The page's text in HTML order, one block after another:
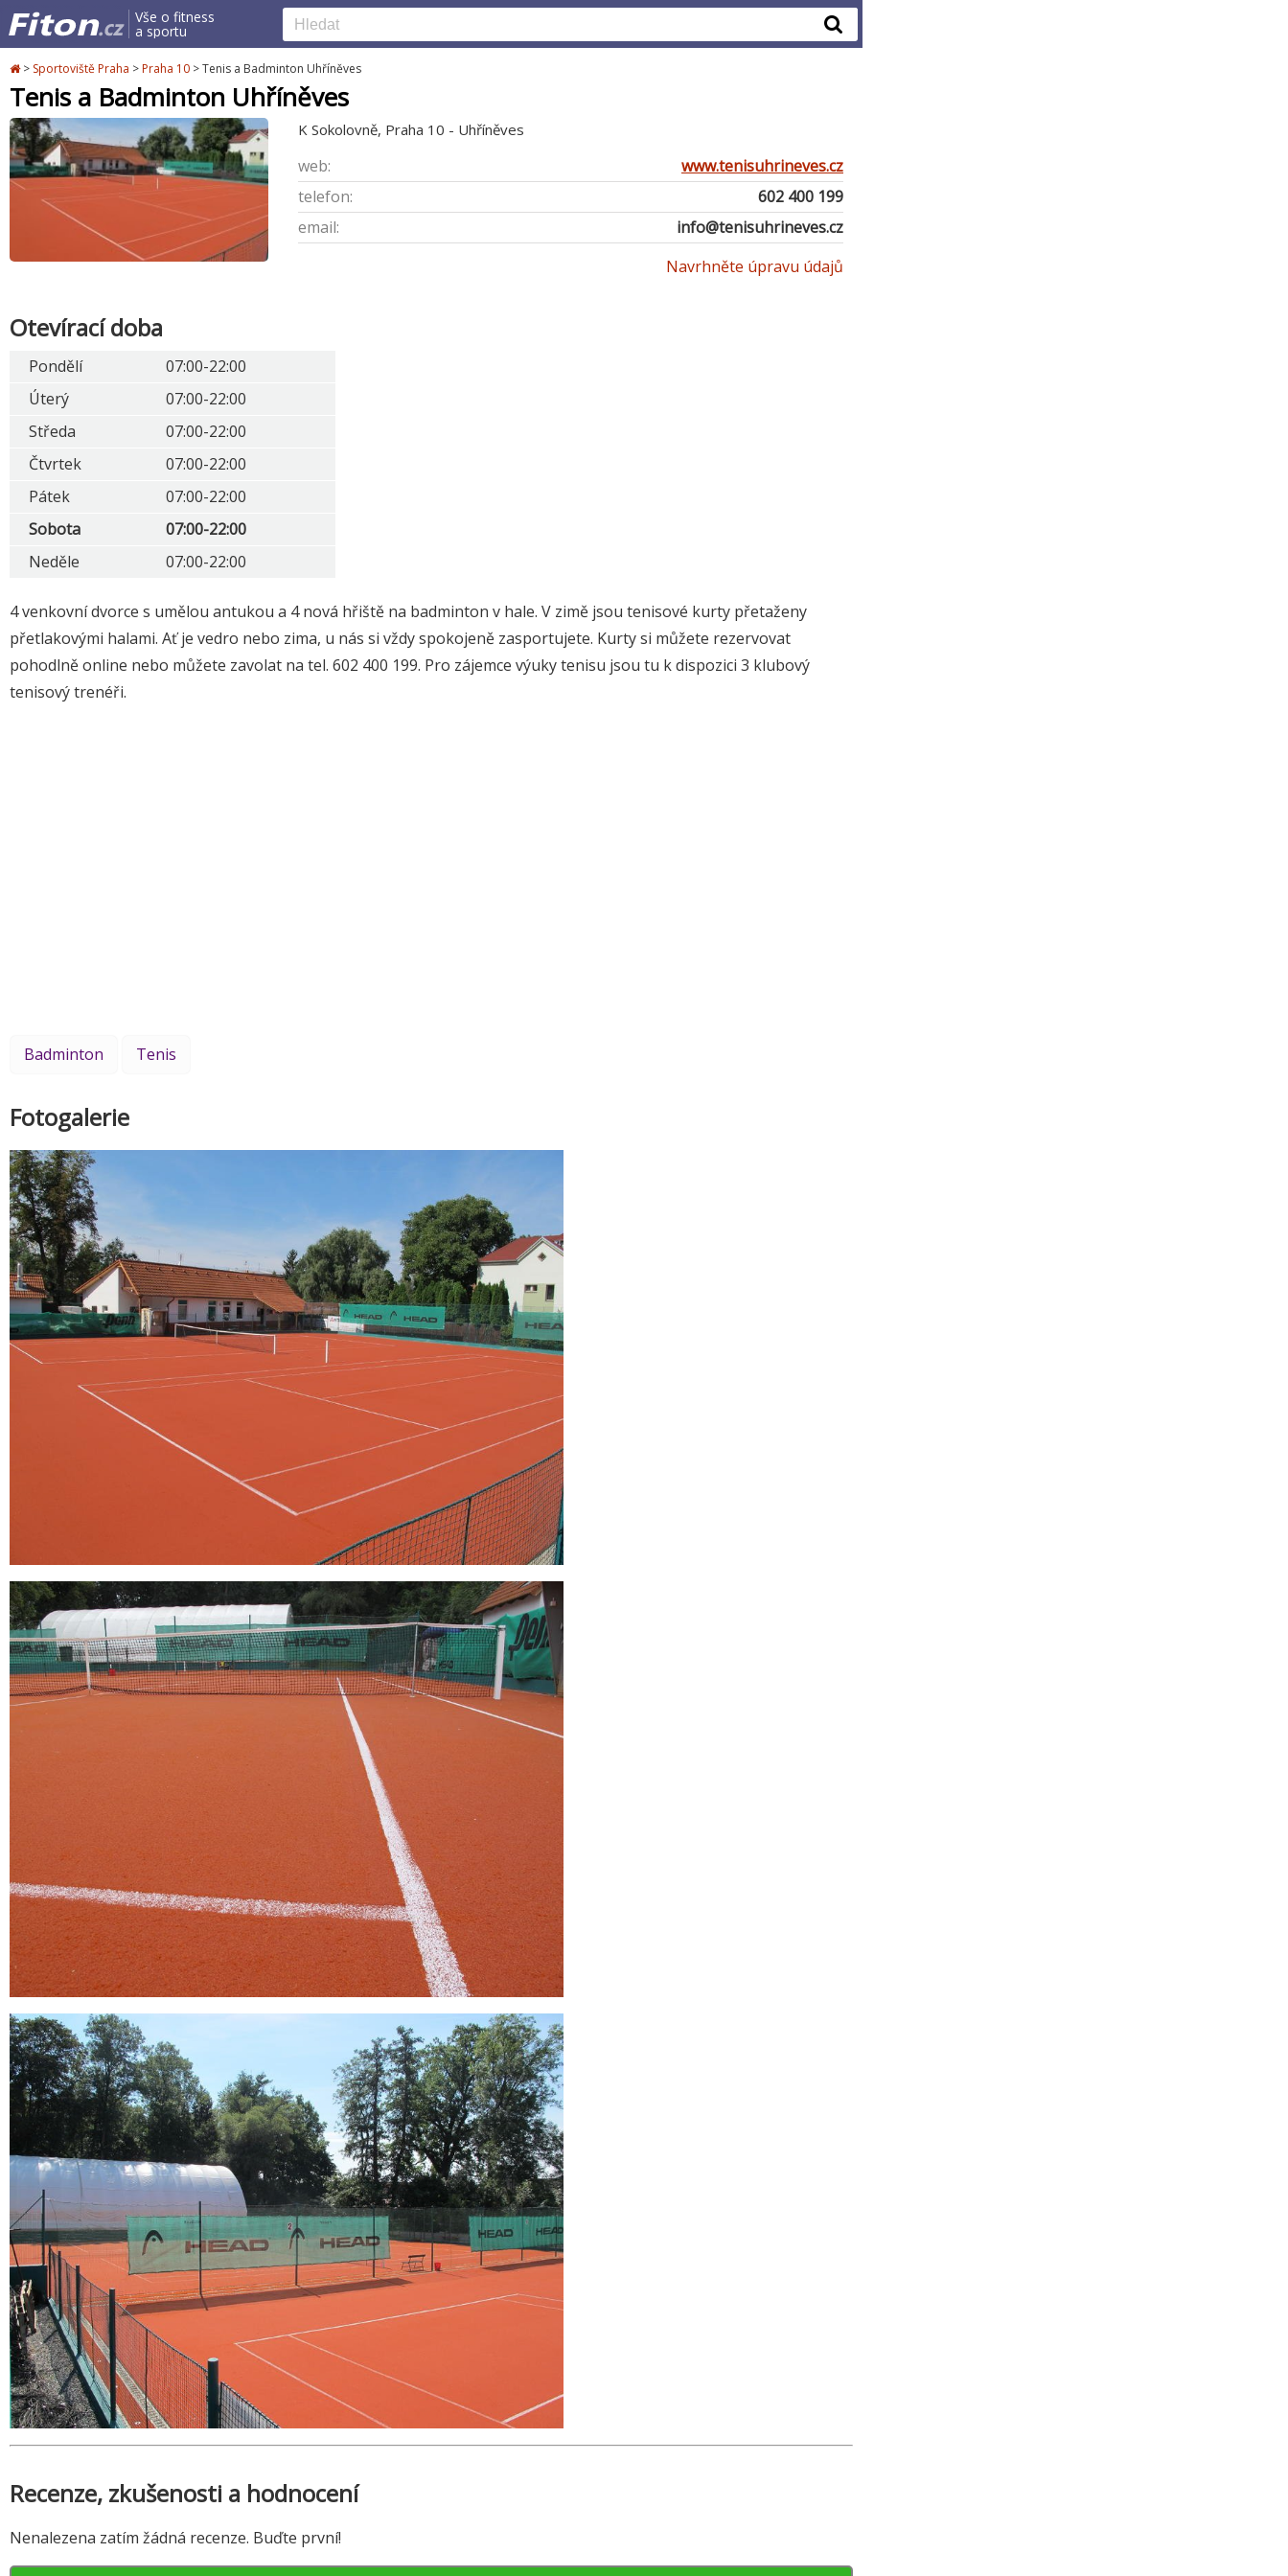
Vše o fitness
a sportu
> Sportoviště Praha >Praha 10 >Tenis a Badminton Uhříněves
Tenis a Badminton Uhříněves
K Sokolovně, Praha 10 - Uhříněves
web:
www.tenisuhrineves.cz
telefon:
602 400 199
email:
info@tenisuhrineves.cz
Navrhněte úpravu údajů
Otevírací doba
Pondělí
07:00-22:00
Úterý
07:00-22:00
Středa
07:00-22:00
Čtvrtek
07:00-22:00
Pátek
07:00-22:00
Sobota
07:00-22:00
Neděle
07:00-22:00
4 venkovní dvorce s umělou antukou a 4 nová hřiště na badminton v hale. V zimě jsou tenisové kurty přetaženy
přetlakovými halami. Ať je vedro nebo zima, u nás si vždy spokojeně zasportujete. Kurty si můžete rezervovat
pohodlně online nebo můžete zavolat na tel. 602 400 199. Pro zájemce výuky tenisu jsou tu k dispozici 3 klubový
tenisový trenéři.
Badminton Tenis
Fotogalerie
Recenze, zkušenosti a hodnocení
Nenalezena zatím žádná recenze. Buďte první!